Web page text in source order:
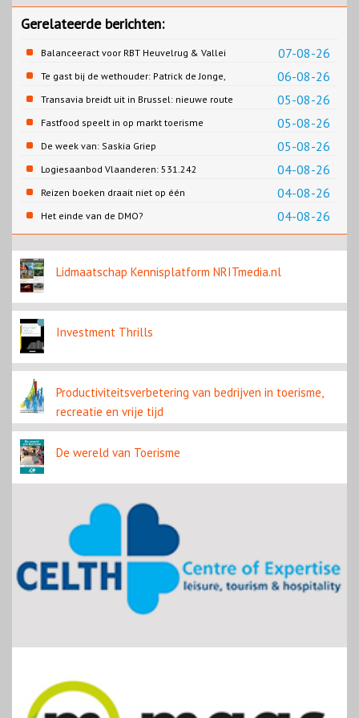
Gerelateerde berichten:
07-08-26
Balanceeract voor RBT Heuvelrug & Vallei
06-08-26
Te gast bij de wethouder: Patrick de Jonge,
Gemeente Emmen
05-08-26
Transavia breidt uit in Brussel: nieuwe route
naar Porto
05-08-26
Fastfood speelt in op markt toerisme
05-08-26
De week van: Saskia Griep
04-08-26
Logiesaanbod Vlaanderen: 531.242
slaapplaatsen
04-08-26
Reizen boeken draait niet op één
contentbron
04-08-26
Het einde van de DMO?
Lidmaatschap Kennisplatform NRITmedia.nl
Investment Thrills
Productiviteitsverbetering van bedrijven in toerisme,
recreatie en vrije tijd
De wereld van Toerisme